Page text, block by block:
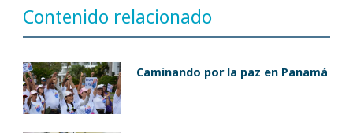
Contenido relacionado
Caminando por la paz en Panamá